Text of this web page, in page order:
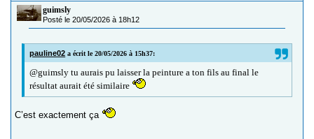
guimsly
Posté le 20/05/2026 à 18h12
pauline02 a écrit le 20/05/2026 à 15h37:
@guimsly tu aurais pu laisser la peinture a ton fils au final le
résultat aurait été similaire
C’est exactement ça